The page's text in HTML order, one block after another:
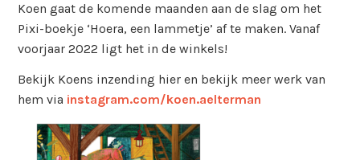
Koen gaat de komende maanden aan de slag om het
Pixi-boekje ‘Hoera, een lammetje’ af te maken. Vanaf
voorjaar 2022 ligt het in de winkels!
Bekijk Koens inzending hier en bekijk meer werk van
hem via instagram.com/koen.aelterman